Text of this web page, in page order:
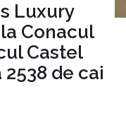
Luxury
Conacul
Castel
de cai